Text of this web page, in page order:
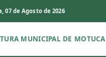
07 de Agosto de 2026
MUNICIPAL DE MOTUCA